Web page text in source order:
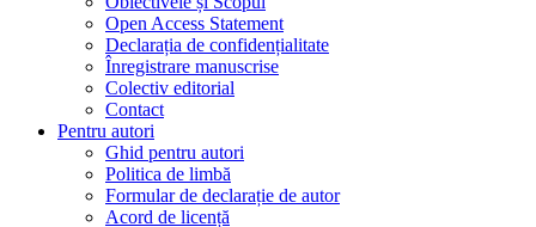
Open Access Statement
Declarația de confidențialitate
Înregistrare manuscrise
Colectiv editorial
Contact
Pentru autori
Ghid pentru autori
Politica de limbă
Formular de declarație de autor
Acord de licență